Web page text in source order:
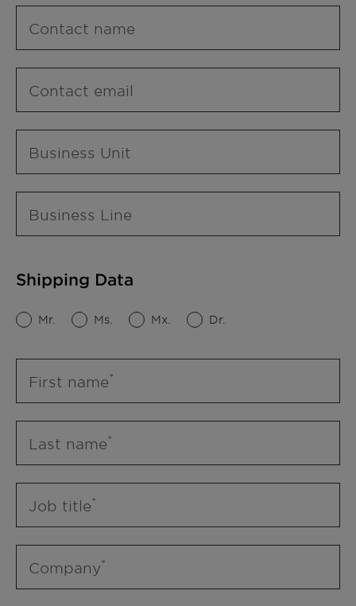
Contact name
Contact email
Business Unit
Business Line
Shipping Data
Mr. Ms. Mx. Dr.
First name
Last name
Job title
Company